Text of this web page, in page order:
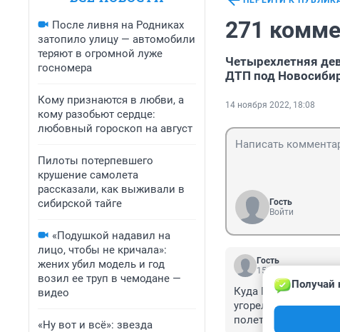
После ливня на Родниках
затопило улицу — автомобили
теряют в огромной луже
госномера
Кому признаются в любви, а
кому разобьют сердце:
любовный гороскоп на август
Пилоты потерпевшего
крушение самолета
рассказали, как выживали в
сибирской тайге
«Подушкой надавил на
лицо, чтобы не кричала»:
жених убил модель и год
возил ее труп в чемодане —
видео
«Ну вот и всё»: звезда
271
Четырехлетняя
ДТП под
14 ноября 2022, 18:08
Гость
Войти
Гость
15 ноября 2022,
Куда Гонят в
угорелые. Не видя
полететь сломя
Получай